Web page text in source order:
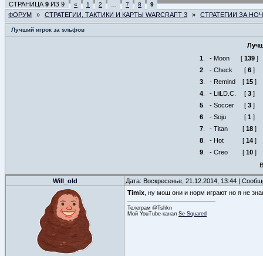
СТРАНИЦА 9 ИЗ 9 « 1 2 7 8 9
ФОРУМ » СТРАТЕГИИ, ТАКТИКИ И КАРТЫ WARCRAFT 3 » СТРАТЕГИИ ЗА
Лучший игрок за эльфов
1
- Moon [ 139 ]
2
- Check [ 6 ]
3
- Remind [ 15 ]
4
- LiiLD.C. [ 3 ]
5
- Soccer [ 3 ]
6
- Soju [ 1 ]
7
- Titan [ 18 ]
8
- Hot [ 14 ]
9
- Creo [ 10 ]
Will_old Дата: Воскресенье, 21.12.2014, 13:44 |
Timix , ну мош они и норм играют но я не
Телеграм @Tshkn
Мой YouTube-канал Se Squared